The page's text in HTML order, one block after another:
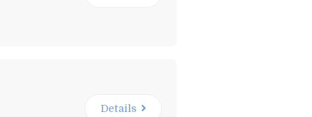
Details